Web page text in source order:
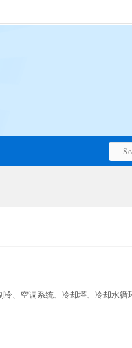
、空调系统、冷却塔、冷却水循